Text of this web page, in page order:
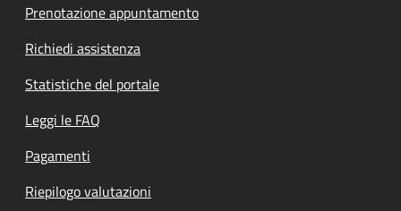
Prenotazione appuntamento
Richiedi assistenza
Statistiche del portale
Leggi le FAQ
Pagamenti
Riepilogo valutazioni